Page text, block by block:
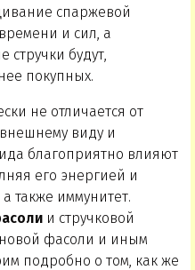
спаржевой
и сил, а
будут,
покупных.
не отличается от
виду и
благоприятно влияют
его энергией и
также иммунитет.
и стручковой
фасоли и иным
подробно о том, как же